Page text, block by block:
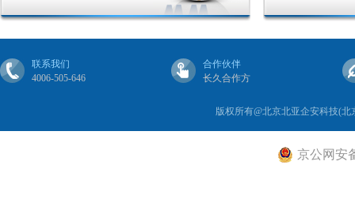
联系我们
4006-505-646
合作伙伴
长久合作方
版权所有@北京北亚企安科技(北
京公网安